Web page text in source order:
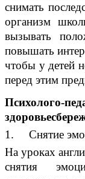
снимать
организм
вызывать
повышать
чтобы у детей
перед этим
Психолого-
1. Снятие
На уроках
снятия